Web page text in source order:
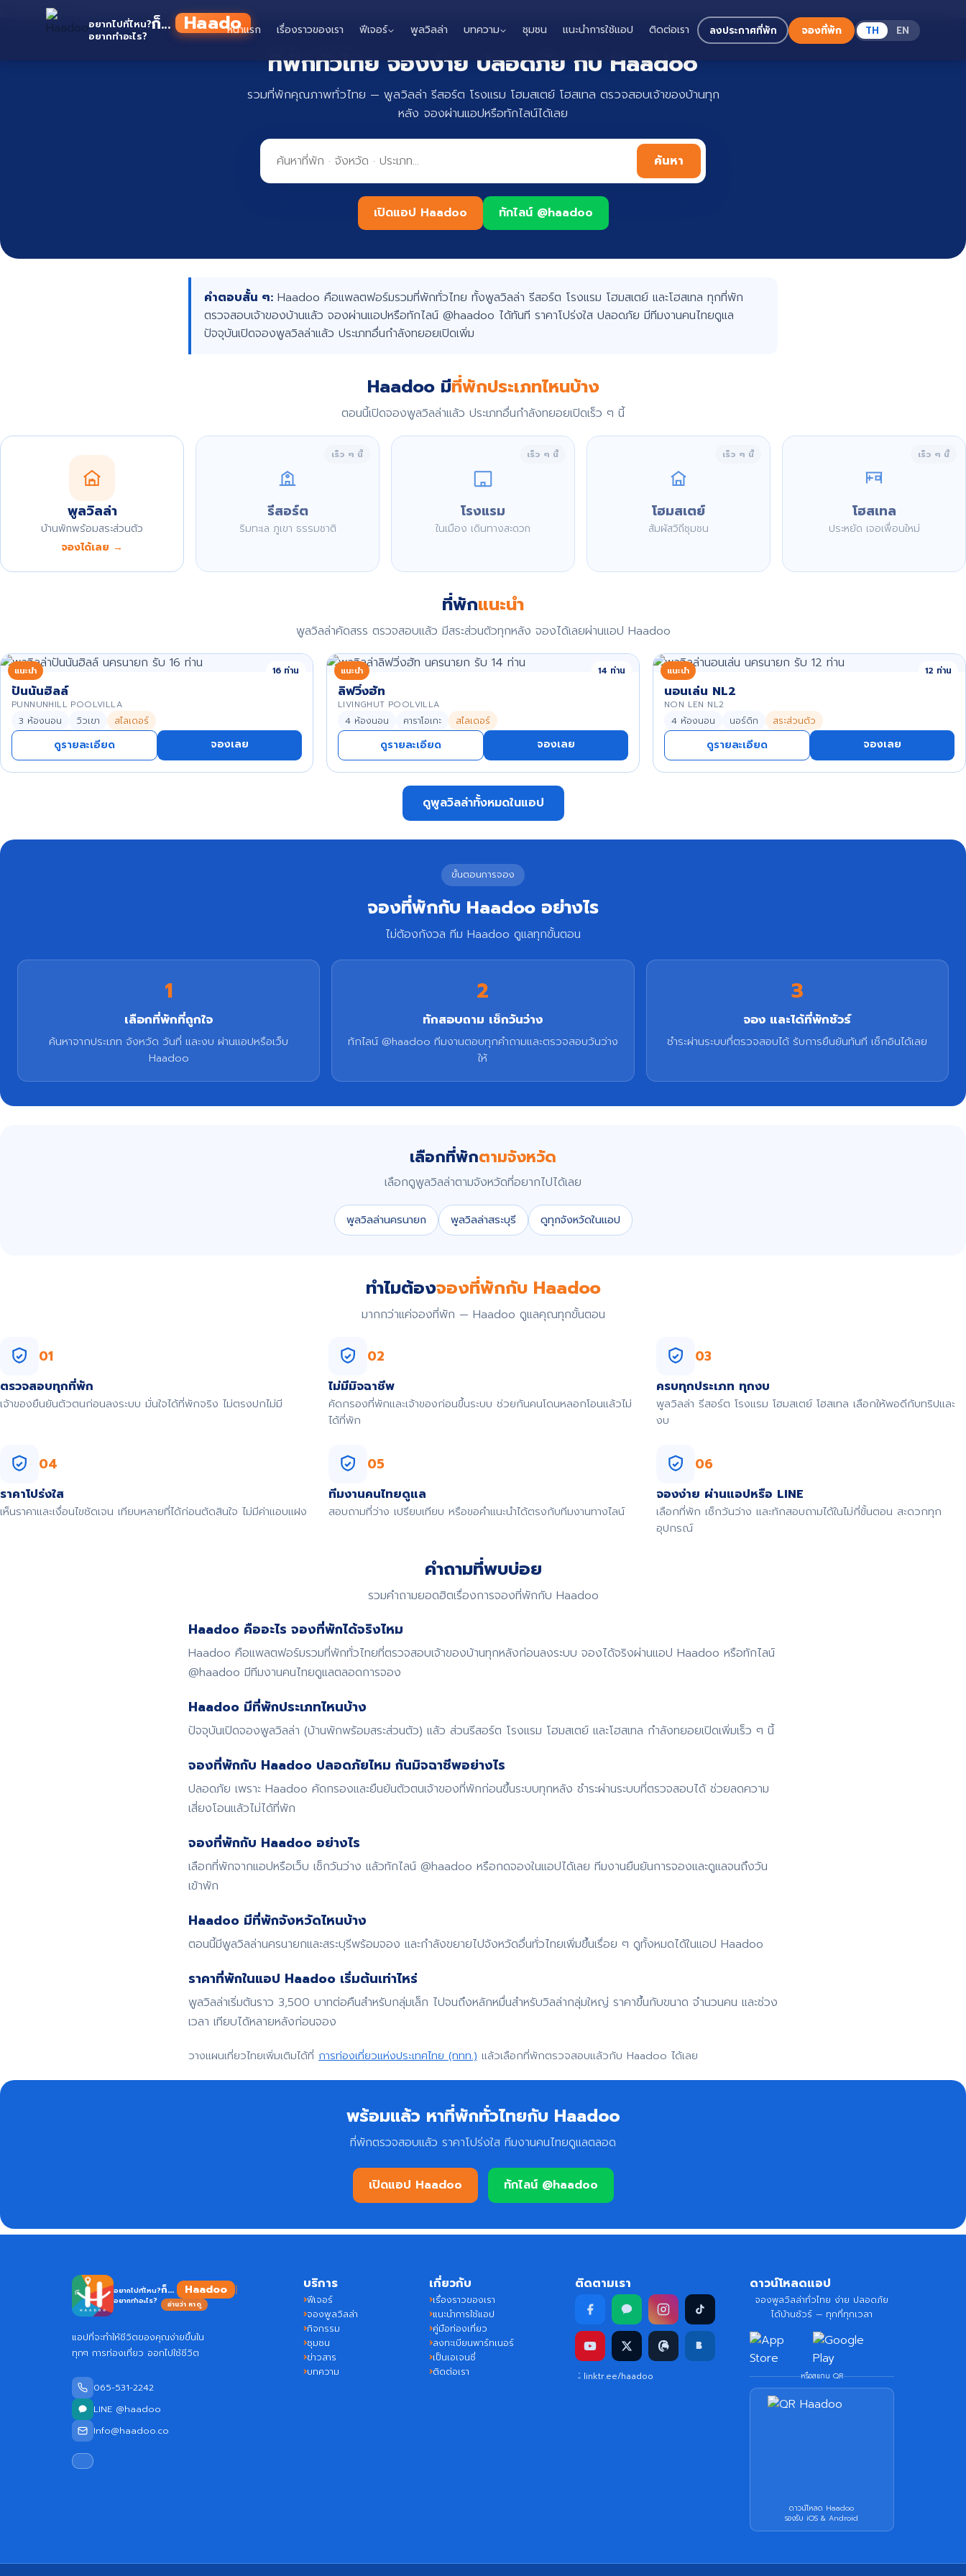
Skip to content
อยากไปที่ไหน?
อยากทำอะไร?
ก็... Haadoo
อ่านว่า หาดู
หน้าแรก เรื่องราวของเรา ฟีเจอร์ พูลวิลล่า บทความ ชุมชน แนะนำการใช้แอป ติดต่อเรา ลงประกาศที่พัก จองที่พัก TH EN
ที่พักทั่วไทย จองง่าย ปลอดภัย กับ Haadoo
รวมที่พักคุณภาพทั่วไทย — พูลวิลล่า รีสอร์ต โรงแรม โฮมสเตย์ โฮสเทล ตรวจสอบเจ้าของบ้านทุก
หลัง จองผ่านแอปหรือทักไลน์ได้เลย
ค้นหา
เปิดแอป Haadoo ทักไลน์ @haadoo
คำตอบสั้น ๆ: Haadoo คือแพลตฟอร์มรวมที่พักทั่วไทย ทั้งพูลวิลล่า รีสอร์ต โรงแรม โฮมสเตย์ และโฮสเทล ทุกที่พัก
ตรวจสอบเจ้าของบ้านแล้ว จองผ่านแอปหรือทักไลน์ @haadoo ได้ทันที ราคาโปร่งใส ปลอดภัย มีทีมงานคนไทยดูแล
ปัจจุบันเปิดจองพูลวิลล่าแล้ว ประเภทอื่นกำลังทยอยเปิดเพิ่ม
Haadoo มีที่พักประเภทไหนบ้าง
ตอนนี้เปิดจองพูลวิลล่าแล้ว ประเภทอื่นกำลังทยอยเปิดเร็ว ๆ นี้
พูลวิลล่า
บ้านพักพร้อมสระส่วนตัว
จองได้เลย →
เร็ว ๆ นี้
รีสอร์ต
ริมทะเล ภูเขา ธรรมชาติ
เร็ว ๆ นี้
โรงแรม
ในเมือง เดินทางสะดวก
เร็ว ๆ นี้
โฮมสเตย์
สัมผัสวิถีชุมชน
เร็ว ๆ นี้
โฮสเทล
ประหยัด เจอเพื่อนใหม่
ที่พักแนะนำ
พูลวิลล่าคัดสรร ตรวจสอบแล้ว มีสระส่วนตัวทุกหลัง จองได้เลยผ่านแอป Haadoo
แนะนำ 16 ท่าน
ปันนันฮิลล์
PUNNUNHILL POOLVILLA
3 ห้องนอน วิวเขา สไลเดอร์
ดูรายละเอียด จองเลย
แนะนำ 14 ท่าน
ลิฟวิ่งฮัท
LIVINGHUT POOLVILLA
4 ห้องนอน คาราโอเกะ สไลเดอร์
ดูรายละเอียด จองเลย
แนะนำ 12 ท่าน
นอนเล่น NL2
NON LEN NL2
4 ห้องนอน นอร์ดิก สระส่วนตัว
ดูรายละเอียด จองเลย
ดูพูลวิลล่าทั้งหมดในแอป
ขั้นตอนการจอง
จองที่พักกับ Haadoo อย่างไร
ไม่ต้องกังวล ทีม Haadoo ดูแลทุกขั้นตอน
1
เลือกที่พักที่ถูกใจ
ค้นหาจากประเภท จังหวัด วันที่ และงบ ผ่านแอปหรือเว็บ
Haadoo
2
ทักสอบถาม เช็กวันว่าง
ทักไลน์ @haadoo ทีมงานตอบทุกคำถามและตรวจสอบวันว่าง
ให้
3
จอง และได้ที่พักชัวร์
ชำระผ่านระบบที่ตรวจสอบได้ รับการยืนยันทันที เช็กอินได้เลย
เลือกที่พักตามจังหวัด
เลือกดูพูลวิลล่าตามจังหวัดที่อยากไปได้เลย
พูลวิลล่านครนายก พูลวิลล่าสระบุรี ดูทุกจังหวัดในแอป
ทำไมต้องจองที่พักกับ Haadoo
มากกว่าแค่จองที่พัก — Haadoo ดูแลคุณทุกขั้นตอน
01
ตรวจสอบทุกที่พัก
เจ้าของยืนยันตัวตนก่อนลงระบบ มั่นใจได้ที่พักจริง ไม่ตรงปกไม่มี
02
ไม่มีมิจฉาชีพ
คัดกรองที่พักและเจ้าของก่อนขึ้นระบบ ช่วยกันคนโดนหลอกโอนแล้วไม่
ได้ที่พัก
03
ครบทุกประเภท ทุกงบ
พูลวิลล่า รีสอร์ต โรงแรม โฮมสเตย์ โฮสเทล เลือกให้พอดีกับทริปและ
งบ
04
ราคาโปร่งใส
เห็นราคาและเงื่อนไขชัดเจน เทียบหลายที่ได้ก่อนตัดสินใจ ไม่มีค่าแอบแฝง
05
ทีมงานคนไทยดูแล
สอบถามที่ว่าง เปรียบเทียบ หรือขอคำแนะนำได้ตรงกับทีมงานทางไลน์
06
จองง่าย ผ่านแอปหรือ LINE
เลือกที่พัก เช็กวันว่าง และทักสอบถามได้ในไม่กี่ขั้นตอน สะดวกทุก
อุปกรณ์
คำถามที่พบบ่อย
รวมคำถามยอดฮิตเรื่องการจองที่พักกับ Haadoo
Haadoo คืออะไร จองที่พักได้จริงไหม
Haadoo คือแพลตฟอร์มรวมที่พักทั่วไทยที่ตรวจสอบเจ้าของบ้านทุกหลังก่อนลงระบบ จองได้จริงผ่านแอป Haadoo หรือทักไลน์
@haadoo มีทีมงานคนไทยดูแลตลอดการจอง
Haadoo มีที่พักประเภทไหนบ้าง
ปัจจุบันเปิดจองพูลวิลล่า (บ้านพักพร้อมสระส่วนตัว) แล้ว ส่วนรีสอร์ต โรงแรม โฮมสเตย์ และโฮสเทล กำลังทยอยเปิดเพิ่มเร็ว ๆ นี้
จองที่พักกับ Haadoo ปลอดภัยไหม กันมิจฉาชีพอย่างไร
ปลอดภัย เพราะ Haadoo คัดกรองและยืนยันตัวตนเจ้าของที่พักก่อนขึ้นระบบทุกหลัง ชำระผ่านระบบที่ตรวจสอบได้ ช่วยลดความ
เสี่ยงโอนแล้วไม่ได้ที่พัก
จองที่พักกับ Haadoo อย่างไร
เลือกที่พักจากแอปหรือเว็บ เช็กวันว่าง แล้วทักไลน์ @haadoo หรือกดจองในแอปได้เลย ทีมงานยืนยันการจองและดูแลจนถึงวัน
เข้าพัก
Haadoo มีที่พักจังหวัดไหนบ้าง
ตอนนี้มีพูลวิลล่านครนายกและสระบุรีพร้อมจอง และกำลังขยายไปจังหวัดอื่นทั่วไทยเพิ่มขึ้นเรื่อย ๆ ดูทั้งหมดได้ในแอป Haadoo
ราคาที่พักในแอป Haadoo เริ่มต้นเท่าไหร่
พูลวิลล่าเริ่มต้นราว 3,500 บาทต่อคืนสำหรับกลุ่มเล็ก ไปจนถึงหลักหมื่นสำหรับวิลล่ากลุ่มใหญ่ ราคาขึ้นกับขนาด จำนวนคน และช่วง
เวลา เทียบได้หลายหลังก่อนจอง
วางแผนเที่ยวไทยเพิ่มเติมได้ที่ การท่องเที่ยวแห่งประเทศไทย (ททท.) แล้วเลือกที่พักตรวจสอบแล้วกับ Haadoo ได้เลย
พร้อมแล้ว หาที่พักทั่วไทยกับ Haadoo
ที่พักตรวจสอบแล้ว ราคาโปร่งใส ทีมงานคนไทยดูแลตลอด
เปิดแอป Haadoo ทักไลน์ @haadoo
อยากไปที่ไหน?
อยากทำอะไร?
ก็... Haad
อ่านว่า หาดู
แอปที่จะทำให้ชีวิตของคุณง่ายขึ้นใน
ทุกๆ การท่องเที่ยว ออกไปใช้ชีวิต
065-531-2242
LINE @haadoo
Info@haadoo.co
บริการ
ฟีเจอร์
จองพูลวิลล่า
กิจกรรม
ชุมชน
ข่าวสาร
บทความ
เกี่ยวกับ
เรื่องราวของเรา
แนะนำการใช้แอป
คู่มือท่องเที่ยว
ลงทะเบียนพาร์ทเนอร์
เป็นเอเจนซี่
ติดต่อเรา
ติดตามเรา
linktr.ee/haadoo
ดาวน์โหลดแอป
จองพูลวิลล่าทั่วไทย ง่าย ปลอดภัย
ได้บ้านชัวร์ — ทุกที่ทุกเวลา
หรือสแกน QR
ดาวน์โหลด Haadoo
รองรับ iOS & Android